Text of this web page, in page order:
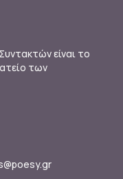
είναι το
των